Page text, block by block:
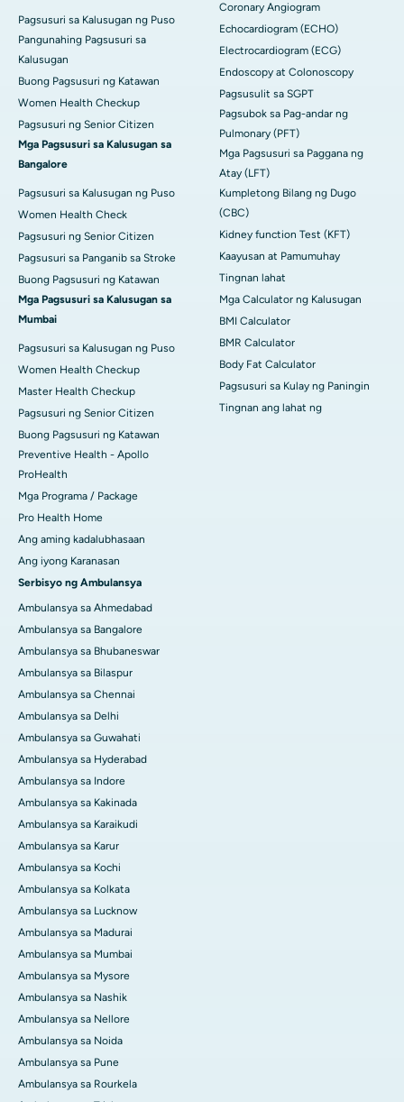
Pagsusuri sa Kalusugan ng Puso
Pangunahing Pagsusuri sa
Kalusugan
Buong Pagsusuri ng Katawan
Women Health Checkup
Pagsusuri ng Senior Citizen
Mga Pagsusuri sa Kalusugan sa
Bangalore
Pagsusuri sa Kalusugan ng Puso
Women Health Check
Pagsusuri ng Senior Citizen
Pagsusuri sa Panganib sa Stroke
Buong Pagsusuri ng Katawan
Mga Pagsusuri sa Kalusugan sa
Mumbai
Pagsusuri sa Kalusugan ng Puso
Women Health Checkup
Master Health Checkup
Pagsusuri ng Senior Citizen
Buong Pagsusuri ng Katawan
Preventive Health - Apollo
ProHealth
Mga Programa / Package
Pro Health Home
Ang aming kadalubhasaan
Ang iyong Karanasan
Serbisyo ng Ambulansya
Ambulansya sa Ahmedabad
Ambulansya sa Bangalore
Ambulansya sa Bhubaneswar
Ambulansya sa Bilaspur
Ambulansya sa Chennai
Ambulansya sa Delhi
Ambulansya sa Guwahati
Ambulansya sa Hyderabad
Ambulansya sa Indore
Ambulansya sa Kakinada
Ambulansya sa Karaikudi
Ambulansya sa Karur
Ambulansya sa Kochi
Ambulansya sa Kolkata
Ambulansya sa Lucknow
Ambulansya sa Madurai
Ambulansya sa Mumbai
Ambulansya sa Mysore
Ambulansya sa Nashik
Ambulansya sa Nellore
Ambulansya sa Noida
Ambulansya sa Pune
Ambulansya sa Rourkela
Coronary Angiogram
Echocardiogram (ECHO)
Electrocardiogram (ECG)
Endoscopy at Colonoscopy
Pagsusulit sa SGPT
Pagsubok sa Pag-andar ng
Pulmonary (PFT)
Mga Pagsusuri sa Paggana ng
Atay (LFT)
Kumpletong Bilang ng Dugo
(CBC)
Kidney function Test (KFT)
Kaayusan at Pamumuhay
Tingnan lahat
Mga Calculator ng Kalusugan
BMI Calculator
BMR Calculator
Body Fat Calculator
Pagsusuri sa Kulay ng Paningin
Tingnan ang lahat ng